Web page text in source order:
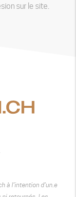
sur le site.
à l’intention d’un.e